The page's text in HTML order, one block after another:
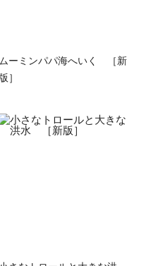
ムーミンパパ海へいく ［新
版］